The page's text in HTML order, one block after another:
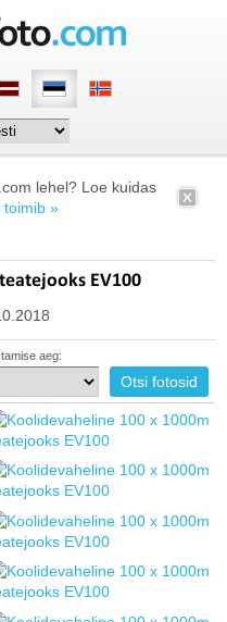
lehel? Loe kuidas
toimib »
EV100
aeg: